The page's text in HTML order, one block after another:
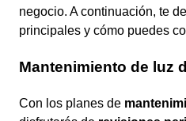
negocio. A continuación, te
principales y cómo puedes
Mantenimiento de luz
Con los planes de